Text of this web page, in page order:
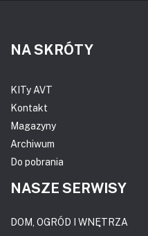
NA SKRÓTY
KITy AVT
Kontakt
Magazyny
Archiwum
Do pobrania
NASZE SERWISY
DOM, OGRÓD I WNĘTRZA